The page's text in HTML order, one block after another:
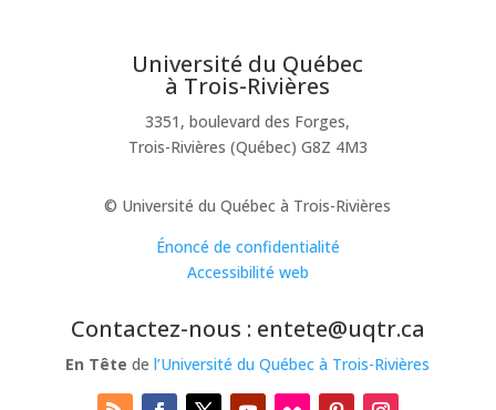
Université du Québec
à Trois-Rivières
3351, boulevard des Forges,
Trois-Rivières (Québec) G8Z 4M3
© Université du Québec à Trois-Rivières
Énoncé de confidentialité
Accessibilité web
Contactez-nous : entete@uqtr.ca
En Tête del’Université du Québec à Trois-Rivières